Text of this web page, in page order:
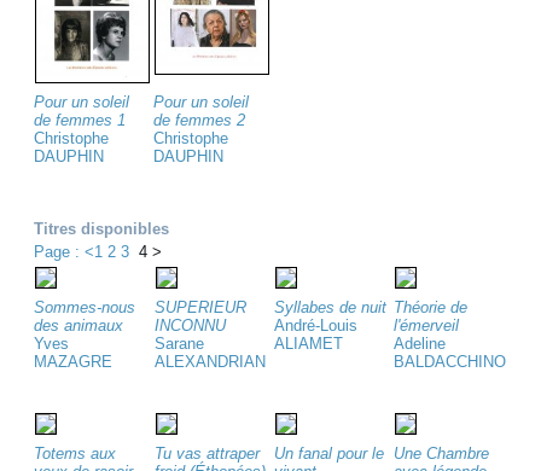
Pour un soleil
de femmes 1
Christophe
DAUPHIN
Pour un soleil
de femmes 2
Christophe
DAUPHIN
Titres disponibles
Page : <123 4>
Sommes-nous
des animaux
Yves
MAZAGRE
SUPERIEUR
INCONNU
Sarane
ALEXANDRIAN
Syllabes de nuit
André-Louis
ALIAMET
Théorie de
l'émerveil
Adeline
BALDACCHINO
Totems aux
Tu vas attraper
Un fanal pour le Une Chambre